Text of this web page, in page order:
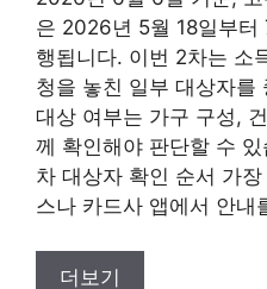
은 2026년 5월 18일부
행됩니다. 이번 2차는 소
청을 놓친 일부 대상자를
대상 여부는 가구 구성,
께 확인해야 판단할 수
차 대상자 확인 순서 가
스나 카드사 앱에서 안내
더보기